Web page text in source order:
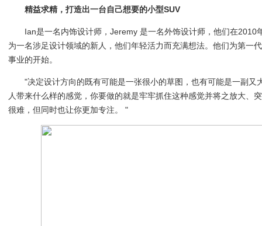
精益求精，打造出一台自己想要的小型SUV
Ian是一名内饰设计师，Jeremy 是一名外饰设计师，他们在2010
为一名涉足设计领域的新人，他们年轻活力而充满想法。他们为第一
事业的开始。
"决定设计方向的既有可能是一张很小的草图，也有可能是一副又
人带来什么样的感觉，你要做的就是牢牢抓住这种感觉并将之放大、
很难，但同时也让你更加专注。 "